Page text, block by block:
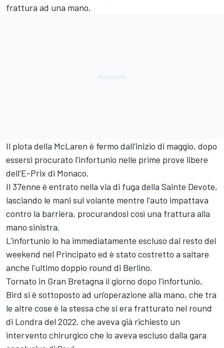
frattura ad una mano.
Il plota della McLaren è fermo dall'inizio di maggio, dopo
essersi procurato l'infortunio nelle prime prove libere
dell'E-Prix di Monaco.
Il 37enne è entrato nella via di fuga della Sainte Devote,
lasciando le mani sul volante mentre l'auto impattava
contro la barriera, procurandosi così una frattura alla
mano sinistra.
L'infortunio lo ha immediatamente escluso dal resto del
weekend nel Principato ed è stato costretto a saltare
anche l'ultimo doppio round di Berlino.
Tornato in Gran Bretagna il giorno dopo l'infortunio,
Bird si è sottoposto ad un'operazione alla mano, che tra
le altre cose è la stessa che si era fratturato nel round
di Londra del 2022, che aveva già richiesto un
intervento chirurgico che lo aveva escluso dalla gara